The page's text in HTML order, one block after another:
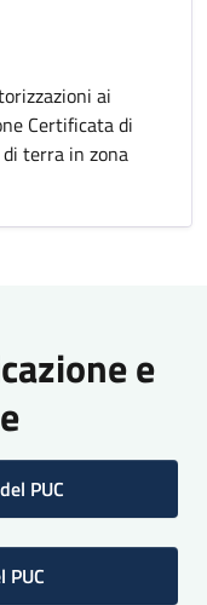
ai
Certificata di
terra in zona
e
PUC
PUC